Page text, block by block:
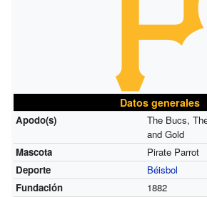
Datos generales
Apodo(s)
The Bucs,
and Gold
Mascota
Pirate Parrot
Deporte
Béisbol
Fundación
1882